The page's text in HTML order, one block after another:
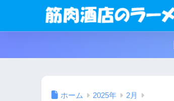
ホーム 2025年 2月